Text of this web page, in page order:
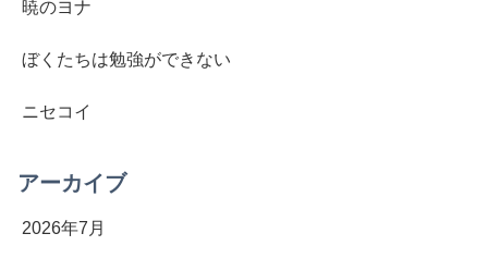
暁のヨナ
ぼくたちは勉強ができない
ニセコイ
アーカイブ
2026年7月